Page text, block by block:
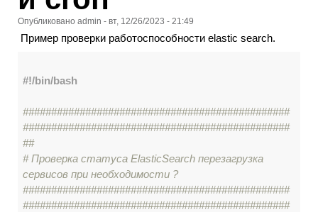
Опубликовано admin - вт, 12/26/2023 - 21:49
Пример проверки работоспособности elastic search.
#!/bin/bash
###############################################
###############################################
##
# Проверка статуса ElasticSearch перезагрузка
сервисов при необходимости ?
###############################################
###############################################